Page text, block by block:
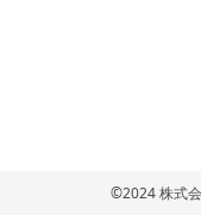
©2024 株式